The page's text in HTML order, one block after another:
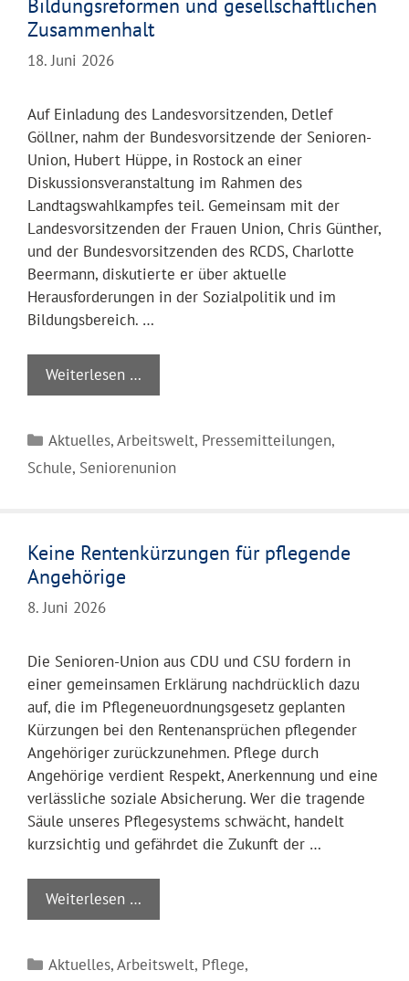
Bildungsreformen und gesellschaftlichen
Zusammenhalt
18. Juni 2026
Auf Einladung des Landesvorsitzenden, Detlef
Göllner, nahm der Bundesvorsitzende der Senioren-
Union, Hubert Hüppe, in Rostock an einer
Diskussionsveranstaltung im Rahmen des
Landtagswahlkampfes teil. Gemeinsam mit der
Landesvorsitzenden der Frauen Union, Chris Günther,
und der Bundesvorsitzenden des RCDS, Charlotte
Beermann, diskutierte er über aktuelle
Herausforderungen in der Sozialpolitik und im
Bildungsbereich. …
Weiterlesen …
Kategorien
Aktuelles,Arbeitswelt, Pressemitteilungen,
Schule, Seniorenunion
Keine Rentenkürzungen für pflegende
Angehörige
8. Juni 2026
Die Senioren-Union aus CDU und CSU fordern in
einer gemeinsamen Erklärung nachdrücklich dazu
auf, die im Pflegeneuordnungsgesetz geplanten
Kürzungen bei den Rentenansprüchen pflegender
Angehöriger zurückzunehmen. Pflege durch
Angehörige verdient Respekt, Anerkennung und eine
verlässliche soziale Absicherung. Wer die tragende
Säule unseres Pflegesystems schwächt, handelt
kurzsichtig und gefährdet die Zukunft der …
Weiterlesen …
Kategorien
Aktuelles,Arbeitswelt, Pflege,